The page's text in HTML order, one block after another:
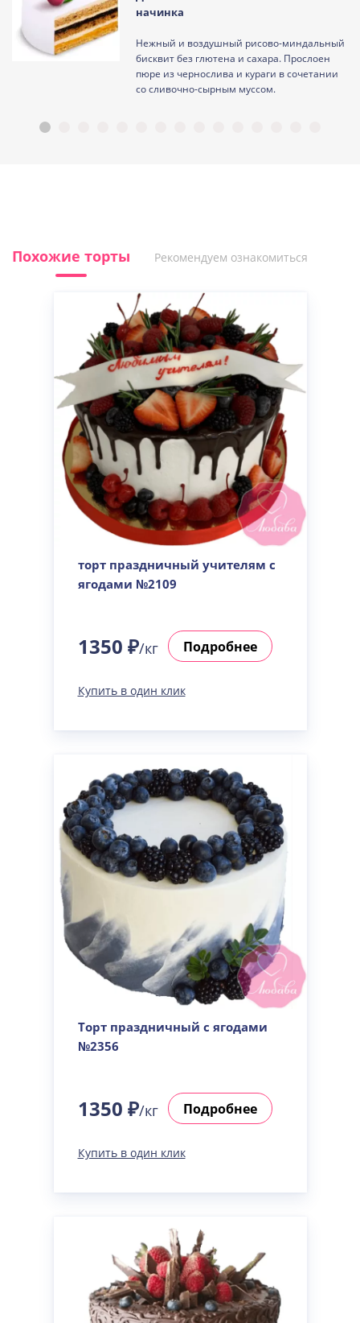
начинка
Нежный и воздушный рисово-миндальный
бисквит без глютена и сахара. Прослоен
пюре из чернослива и кураги в сочетании
со сливочно-сырным муссом.
Похожие торты Рекомендуем ознакомиться
торт праздничный учителям с
ягодами №2109
1350 ₽/кг Подробнее
Купить в один клик
Торт праздничный с ягодами
№2356
1350 ₽/кг Подробнее
Купить в один клик